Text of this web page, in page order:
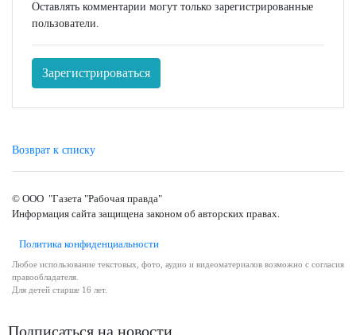
Оставлять комментарии могут только зарегистрированные
пользователи.
Зарегистрироваться
Возврат к списку
© ООО "Газета "Рабочая правда"
Информация сайта защищена законом об авторских правах.
Политика конфиденциальности
Любое использование текстовых, фото, аудио и видеоматериалов возможно с согласия
правообладателя.
Для детей старше 16 лет.
Подписаться на новости